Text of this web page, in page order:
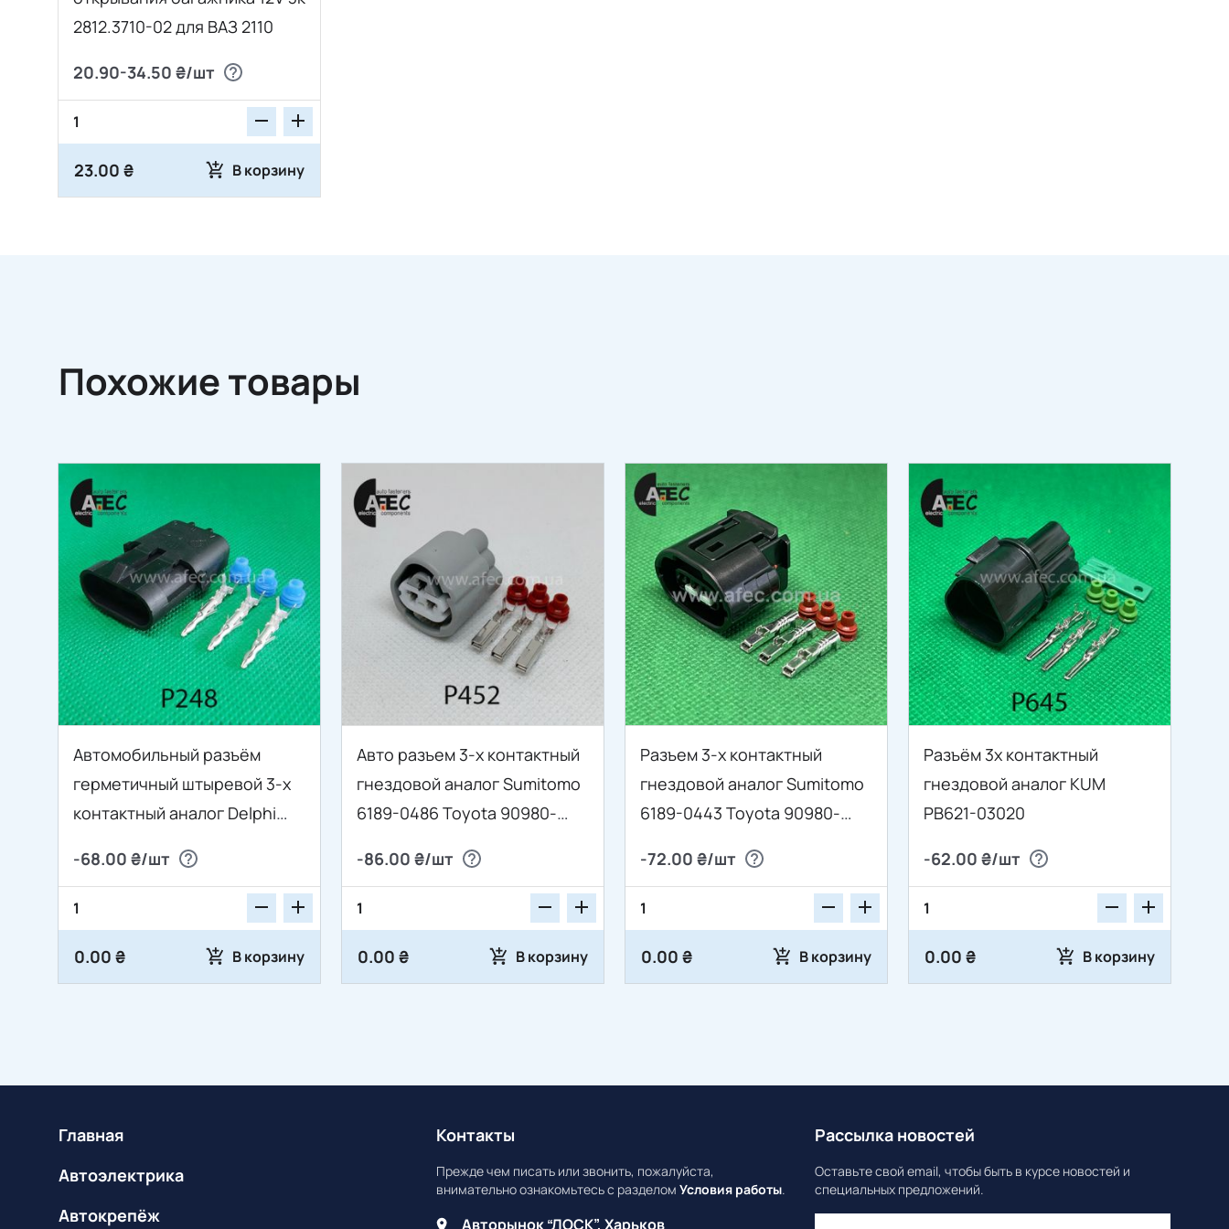
2812.3710-02 для ВАЗ 2110
20.90-34.50 ₴/шт
23.00 ₴ В корзину
Похожие товары
Автомобильный разъём
герметичный штыревой 3-х
контактный аналог Delphi
серии 2,5мм
-68.00 ₴/шт
0.00 ₴ В корзину
Авто разъем 3-х контактный
гнездовой аналог Sumitomo
6189-0486 Toyota 90980-
-86.00 ₴/шт
0.00 ₴ В корзину
Разъем 3-х контактный
гнездовой аналог Sumitomo
6189-0443 Toyota 90980-
-72.00 ₴/шт
0.00 ₴ В корзину
Разъём 3х контактный
гнездовой аналог KUM
PB621-03020
-62.00 ₴/шт
0.00 ₴ В корзину
Главная
Автоэлектрика
Автокрепёж
Контакты
Прежде чем писать или звонить, пожалуйста,
внимательно ознакомьтесь с разделомУсловия работы.
Авторынок “ЛОСК”, Харьков
Рассылка новостей
Оставьте свой email, чтобы быть в курсе новостей и
специальных предложений.